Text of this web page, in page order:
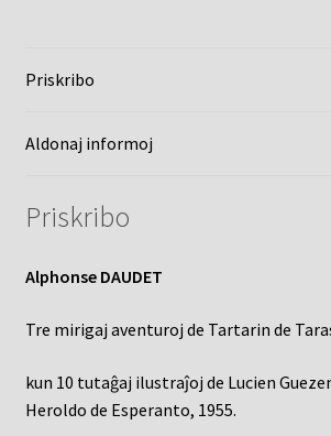
Priskribo
Aldonaj informoj
Priskribo
Alphonse DAUDET
Tre mirigaj aventuroj de Tartarin de
kun 10 tutaĝaj ilustraĵoj de Lucien
Heroldo de Esperanto, 1955.